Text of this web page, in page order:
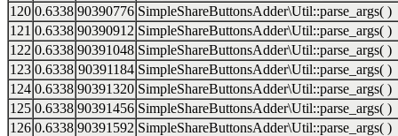
120 0.6338 90390776 SimpleShareButtonsAdder\Util::parse_args( )
121 0.6338 90390912 SimpleShareButtonsAdder\Util::parse_args( )
122 0.6338 90391048 SimpleShareButtonsAdder\Util::parse_args( )
123 0.6338 90391184 SimpleShareButtonsAdder\Util::parse_args( )
124 0.6338 90391320 SimpleShareButtonsAdder\Util::parse_args( )
125 0.6338 90391456 SimpleShareButtonsAdder\Util::parse_args( )
126 0.6338 90391592 SimpleShareButtonsAdder\Util::parse_args( )